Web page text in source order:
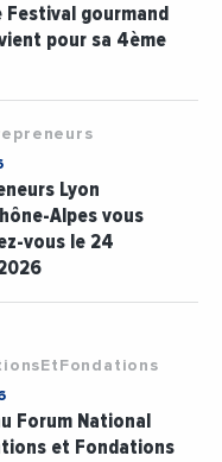
Festival gourmand
pour sa 4ème
Lyon
Alpes vous
vous le 24
Forum National
et Fondations